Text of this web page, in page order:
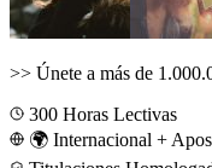
>> Únete a más de
300 Horas Lectivas
🌍 Internacional +